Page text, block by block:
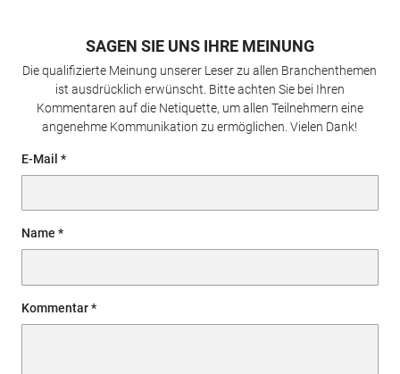
SAGEN SIE UNS IHRE MEINUNG
Die qualifizierte Meinung unserer Leser zu allen Branchenthemen
ist ausdrücklich erwünscht. Bitte achten Sie bei Ihren
Kommentaren auf die Netiquette, um allen Teilnehmern eine
angenehme Kommunikation zu ermöglichen. Vielen Dank!
E-Mail
Name
Kommentar